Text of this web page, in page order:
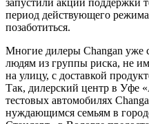
период действующего
позаботиться.
Многие дилеры Changan
людям из группы риска, не
на улицу, с доставкой
Так, дилерский центр в Уфе
тестовых автомобилях
нуждающимся семьям в